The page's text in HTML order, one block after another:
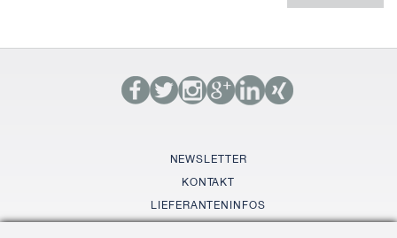
NEWSLETTER
KONTAKT
LIEFERANTENINFOS